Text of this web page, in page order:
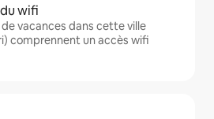
wifi
vacances dans cette ville
comprennent un accès wifi